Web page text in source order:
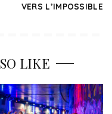
VERS L’IMPOSSIBLE
LIKE